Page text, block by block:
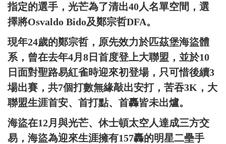
指定的選手，光芒為了清出40人名單空間，選
擇將Osvaldo Bido及鄭宗哲DFA。
現年24歲的鄭宗哲，原先效力於匹茲堡海盜體
系，曾在去年4月8日首度登上大聯盟，並於10
日面對聖路易紅雀時迎來初登場，只可惜後續3
場出賽，共7個打數無緣敲出安打，苦吞3K，大
聯盟生涯首安、首打點、首轟皆未出爐。
海盜在12月與光芒、休士頓太空人達成三方交
易，海盜為迎來生涯擁有157轟的明星二壘手